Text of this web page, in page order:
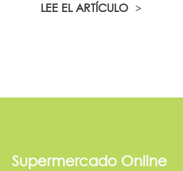
LEE EL ARTÍCULO
Supermercado Online